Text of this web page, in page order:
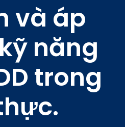
và áp
năng
trong